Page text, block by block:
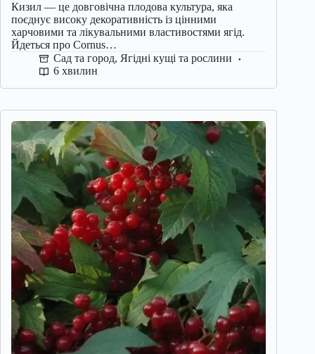
Кизил — це довговічна плодова культура, яка
поєднує високу декоративність із цінними
харчовими та лікувальними властивостями ягід.
Йдеться про Cornus…
Сад та город, Ягідні кущі та рослини
6 хвилин